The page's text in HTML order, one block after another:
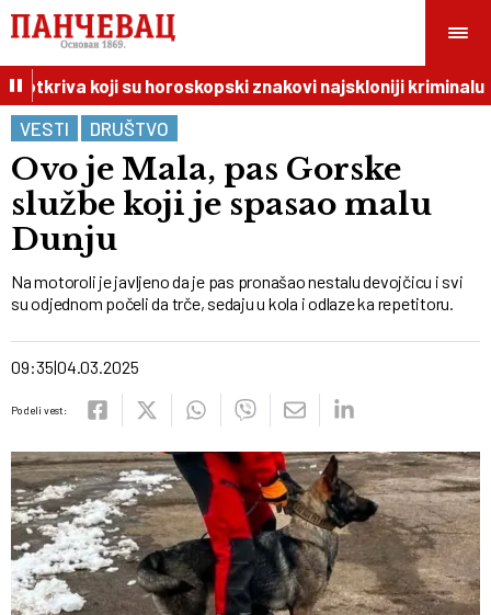
otkriva koji su horoskopski znakovi najskloniji kriminalu
VESTI
DRUŠTVO
Ovo je Mala, pas Gorske
službe koji je spasao malu
Dunju
Na motoroli je javljeno da je pas pronašao nestalu devojčicu i svi
su od‌jednom počeli da trče, sedaju u kola i odlaze ka repetitoru.
09:35 04.03.2025
Podeli vest: